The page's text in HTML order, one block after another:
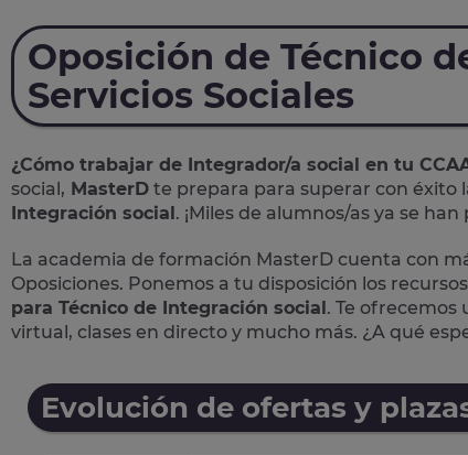
Oposición de Técnico
Servicios Sociales
¿Cómo trabajar de Integrador/a social en tu
social, MasterD te prepara para superar con éxito
Integración social. ¡Miles de alumnos/as ya se
La academia de formación MasterD cuenta con
Oposiciones. Ponemos a tu disposición los
para Técnico de Integración social. Te ofrecemos
virtual, clases en directo y mucho más. ¿A qué
Evolución de ofertas y